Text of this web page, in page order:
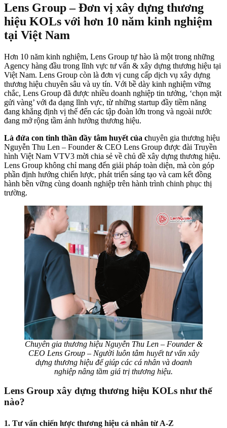
Lens Group – Đơn vị xây dựng thương
hiệu KOLs với hơn 10 năm kinh nghiệm
tại Việt Nam
Hơn 10 năm kinh nghiệm, Lens Group tự hào là một trong những
Agency hàng đầu trong lĩnh vực tư vấn & xây dựng thương hiệu tại
Việt Nam. Lens Group còn là đơn vị cung cấp dịch vụ xây dựng
thương hiệu chuyên sâu và uy tín. Với bề dày kinh nghiệm vững
chắc, Lens Group đã được nhiều doanh nghiệp tin tưởng, ‘chọn mặt
gửi vàng’ với đa dạng lĩnh vực, từ những startup đầy tiềm năng
đang khẳng định vị thế đến các tập đoàn lớn trong và ngoài nước
đang mở rộng tầm ảnh hưởng thương hiệu.
Là đứa con tinh thần đầy tâm huyết của chuyên gia thương hiệu
Nguyễn Thu Len – Founder & CEO Lens Group được đài Truyền
hình Việt Nam VTV3 mời chia sẻ về chủ đề xây dựng thương hiệu.
Lens Group không chỉ mang đến giải pháp toàn diện, mà còn góp
phần định hướng chiến lược, phát triển sáng tạo và cam kết đồng
hành bền vững cùng doanh nghiệp trên hành trình chinh phục thị
trường.
Chuyên gia thương hiệu Nguyễn Thu Len – Founder &
CEO Lens Group – Người luôn tâm huyết tư vấn xây
dựng thương hiệu để giúp các cá nhân và doanh
nghiệp nâng tầm giá trị thương hiệu.
Lens Group xây dựng thương hiệu KOLs như thế
nào?
1. Tư vấn chiến lược thương hiệu cá nhân từ A-Z